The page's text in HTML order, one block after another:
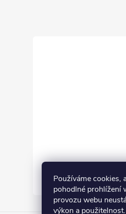
Používáme cookies,
pohodlné prohlížení
provozu webu
výkon a použitelnost.